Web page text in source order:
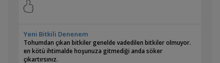
Yeni Bitkili Denenem
Tohumdan çıkan bitkiler genelde vadedilen bitkiler olmuyor.
en kötü ihtimalde hoşunuza gitmediği anda söker
çıkartırsınız.